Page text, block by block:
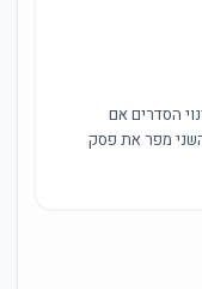
הסדרים אם
השני מפר את פסק